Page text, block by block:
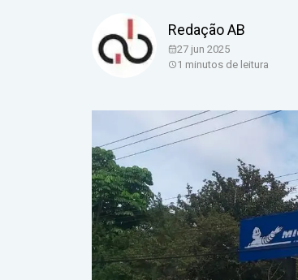
Redação AB
27 jun 2025
1 minutos de leitura